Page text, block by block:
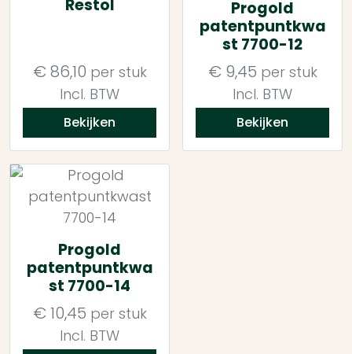
Restol
€ 86,10 per stuk
Incl. BTW
Bekijken
Progold
patentpuntkwa
st 7700-12
€ 9,45 per stuk
Incl. BTW
Bekijken
Progold
patentpuntkwa
st 7700-14
€ 10,45 per stuk
Incl. BTW